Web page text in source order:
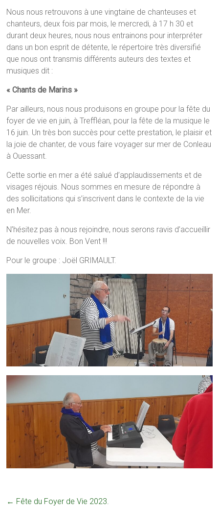
Nous nous retrouvons à une vingtaine de chanteuses et
chanteurs, deux fois par mois, le mercredi, à 17 h 30 et
durant deux heures, nous nous entrainons pour interpréter
dans un bon esprit de détente, le répertoire très diversifié
que nous ont transmis différents auteurs des textes et
musiques dit :
« Chants de Marins »
Par ailleurs, nous nous produisons en groupe pour la fête du
foyer de vie en juin, à Treffléan, pour la fête de la musique le
16 juin. Un très bon succès pour cette prestation, le plaisir et
la joie de chanter, de vous faire voyager sur mer de Conleau
à Ouessant.
Cette sortie en mer a été salué d’applaudissements et de
visages réjouis. Nous sommes en mesure de répondre à
des sollicitations qui s’inscrivent dans le contexte de la vie
en Mer.
N’hésitez pas à nous rejoindre, nous serons ravis d’accueillir
de nouvelles voix. Bon Vent !!!
Pour le groupe : Joël GRIMAULT.
← Fête du Foyer de Vie 2023.